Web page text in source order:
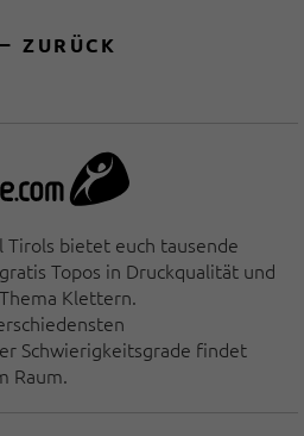
ZURÜCK
bietet euch tausende
Topos in Druckqualität und
Klettern.
Schwierigkeitsgrade findet
Raum.